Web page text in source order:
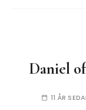
Daniel
11 ÅR